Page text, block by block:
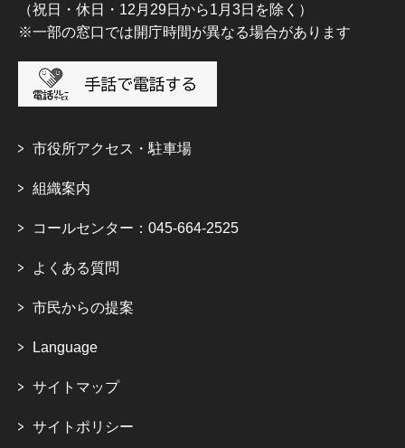
（祝日・休日・12月29日から1月3日を除く）
※一部の窓口では開庁時間が異なる場合があります
市役所アクセス・駐車場
組織案内
コールセンター：045-664-2525
よくある質問
市民からの提案
Language
サイトマップ
サイトポリシー